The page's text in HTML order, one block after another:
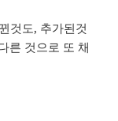
것도, 추가된것
른 것으로 또 채